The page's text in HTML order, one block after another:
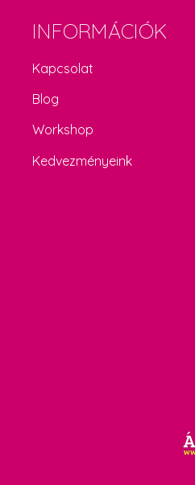
INFORMÁCIÓK
Kapcsolat
Blog
Workshop
Kedvezményeink